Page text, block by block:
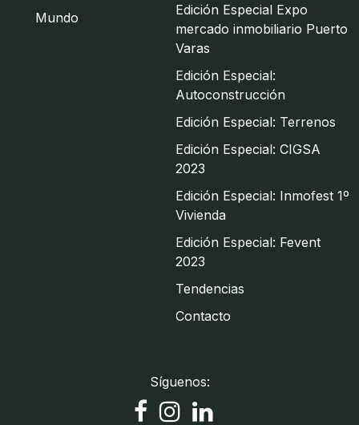
Mundo
Edición Especial Expo
mercado inmobiliario Puerto
Varas
Edición Especial:
Autoconstrucción
Edición Especial: Terrenos
Edición Especial: CIGSA
2023
Edición Especial: Inmofest 1º
Vivienda
Edición Especial: Fevent
2023
Tendencias
Contacto
Síguenos: